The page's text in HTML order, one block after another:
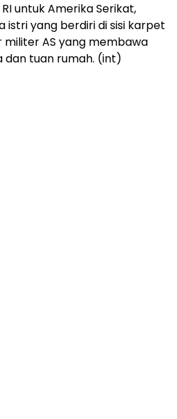
untuk Amerika Serikat,
istri yang berdiri di sisi karpet
AS yang membawa
dan tuan rumah. (int)